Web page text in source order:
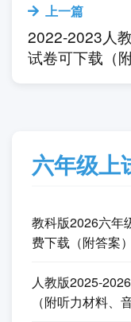
上一篇
2022-2023人
试卷可下载（
六年级上
教科版2026六年
费下载（附答案）
人教版2025-
（附听力材料、